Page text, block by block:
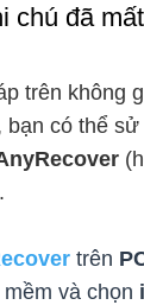
chú đã
trên không
bạn có thể
trên
và chọn